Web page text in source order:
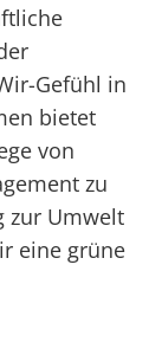
Gefühl in
bietet
von
zu
zur Umwelt
eine grüne